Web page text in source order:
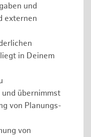
und
externen
in Deinem
übernimmst
von Planungs-
von